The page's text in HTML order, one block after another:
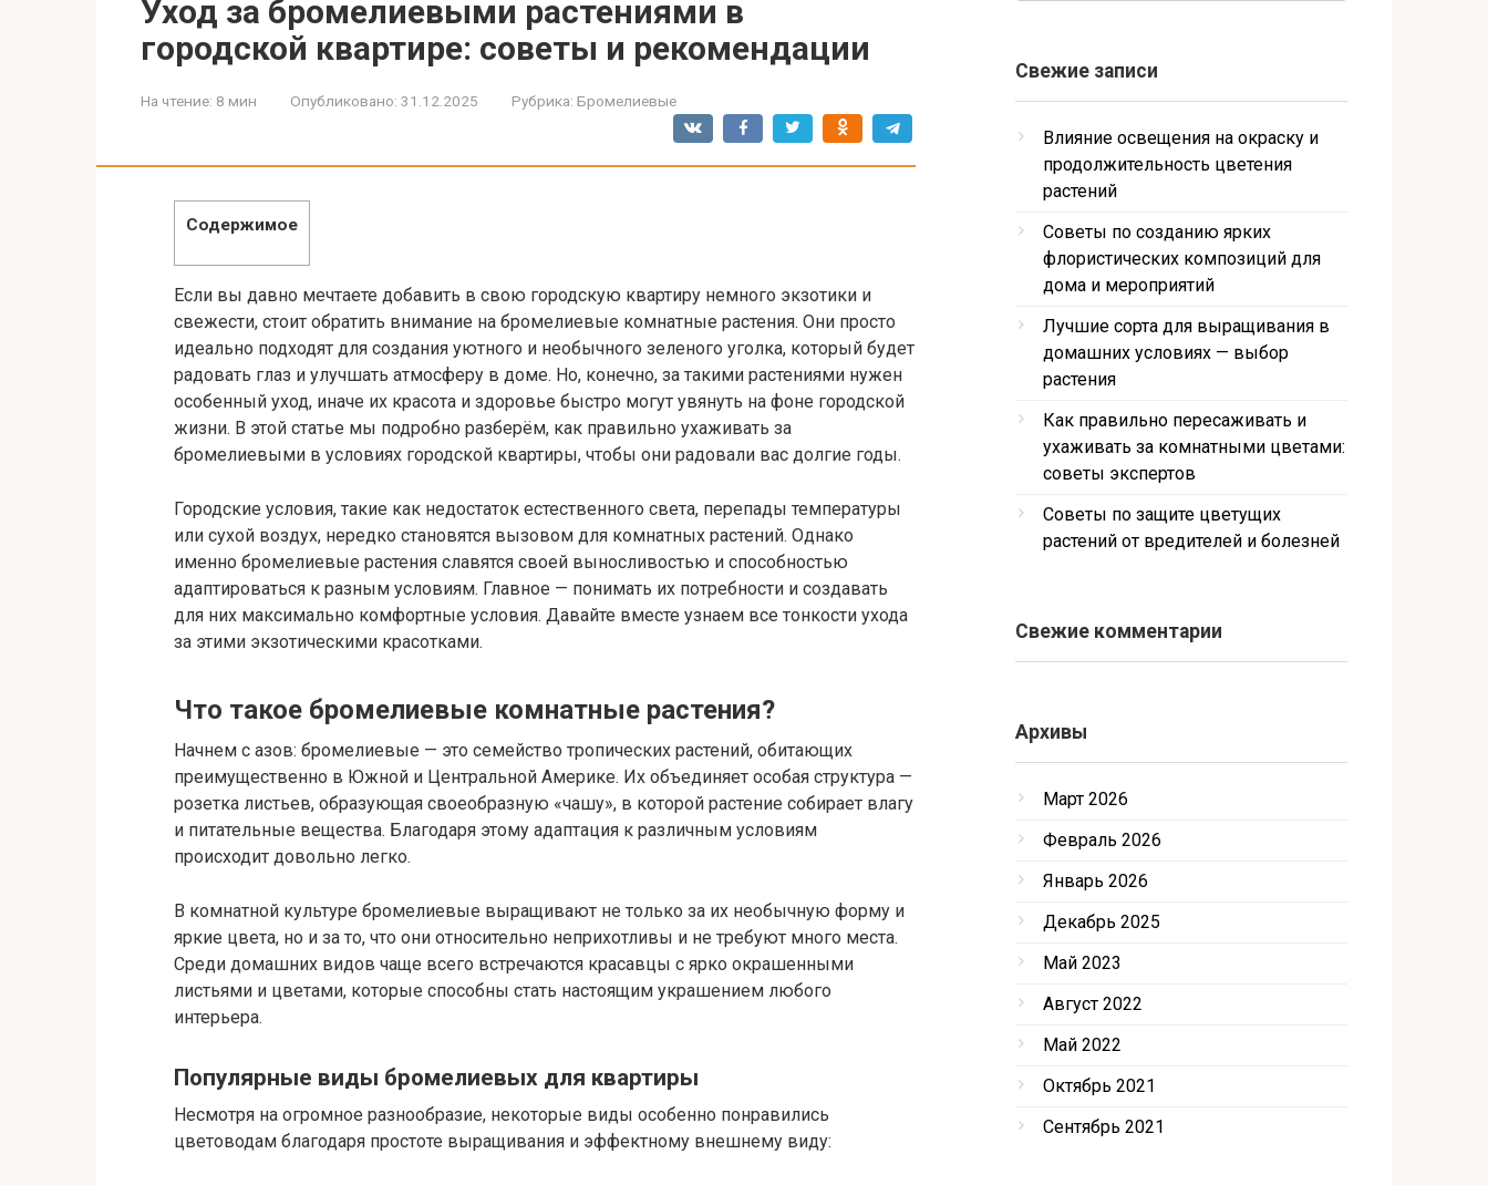
Уход за бромелиевыми растениями в
городской квартире: советы и рекомендации
На чтение: 8 мин Опубликовано: 31.12.2025 Рубрика: Бромелиевые
Содержимое
Если вы давно мечтаете добавить в свою городскую квартиру немного экзотики и
свежести, стоит обратить внимание на бромелиевые комнатные растения. Они просто
идеально подходят для создания уютного и необычного зеленого уголка, который будет
радовать глаз и улучшать атмосферу в доме. Но, конечно, за такими растениями нужен
особенный уход, иначе их красота и здоровье быстро могут увянуть на фоне городской
жизни. В этой статье мы подробно разберём, как правильно ухаживать за
бромелиевыми в условиях городской квартиры, чтобы они радовали вас долгие годы.
Городские условия, такие как недостаток естественного света, перепады температуры
или сухой воздух, нередко становятся вызовом для комнатных растений. Однако
именно бромелиевые растения славятся своей выносливостью и способностью
адаптироваться к разным условиям. Главное — понимать их потребности и создавать
для них максимально комфортные условия. Давайте вместе узнаем все тонкости ухода
за этими экзотическими красотками.
Что такое бромелиевые комнатные растения?
Начнем с азов: бромелиевые — это семейство тропических растений, обитающих
преимущественно в Южной и Центральной Америке. Их объединяет особая структура —
розетка листьев, образующая своеобразную «чашу», в которой растение собирает влагу
и питательные вещества. Благодаря этому адаптация к различным условиям
происходит довольно легко.
В комнатной культуре бромелиевые выращивают не только за их необычную форму и
яркие цвета, но и за то, что они относительно неприхотливы и не требуют много места.
Среди домашних видов чаще всего встречаются красавцы с ярко окрашенными
листьями и цветами, которые способны стать настоящим украшением любого
интерьера.
Популярные виды бромелиевых для квартиры
Несмотря на огромное разнообразие, некоторые виды особенно понравились
цветоводам благодаря простоте выращивания и эффектному внешнему виду:
Свежие записи
Влияние освещения на окраску и
продолжительность цветения
растений
Советы по созданию ярких
флористических композиций для
дома и мероприятий
Лучшие сорта для выращивания в
домашних условиях — выбор
растения
Как правильно пересаживать и
ухаживать за комнатными цветами:
советы экспертов
Советы по защите цветущих
растений от вредителей и болезней
Свежие комментарии
Архивы
Март 2026
Февраль 2026
Январь 2026
Декабрь 2025
Май 2023
Август 2022
Май 2022
Октябрь 2021
Сентябрь 2021